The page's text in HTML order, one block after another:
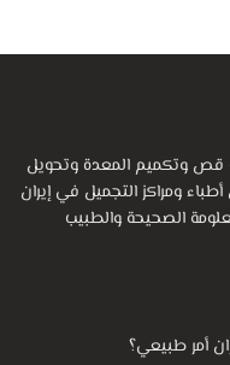
وتكميم المعدة وتحويل
ومراكز التجميل في إيران
الصحيحة والطبيب
أمر طبيعي؟